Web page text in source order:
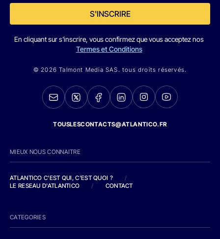
S'INSCRIRE
En cliquant sur s'inscrire, vous confirmez que vous acceptez nos
Termes et Conditions
© 2026 Talmont Media SAS. tous droits réservés.
TOUSLESCONTACTS@ATLANTICO.FR
MIEUX NOUS CONNAITRE
ATLANTICO C'EST QUI, C'EST QUOI ?
/
LE RESEAU D'ATLANTICO
/ CONTACT
CATEGORIES